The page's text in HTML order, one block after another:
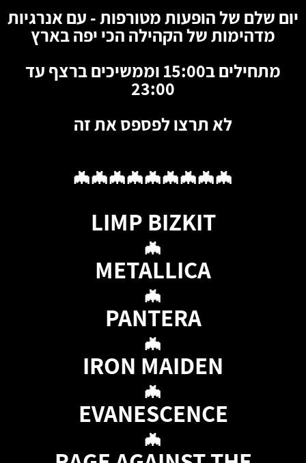
יום שלם של הופעות מטורפות - עם אנרגיות
מדהימות של הקהילה הכי יפה בארץ
מתחילים ב15:00 וממשיכים ברצף עד
23:00
לא תרצו לפספס את זה
🦇🦇🦇🦇🦇🦇🦇🦇🦇
LIMP BIZKIT
🦇
METALLICA
🦇
PANTERA
🦇
IRON MAIDEN
🦇
EVANESCENCE
🦇